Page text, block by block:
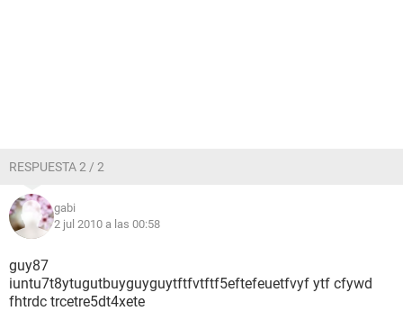
RESPUESTA 2 / 2
gabi
2 jul 2010 a las 00:58
guy87
iuntu7t8ytugutbuyguyguytftfvtftf5eftefeuetfvyf ytf cfywd
fhtrdc trcetre5dt4xete